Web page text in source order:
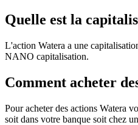
Quelle est la
L'action Watera a une
NANO capitalisation.
Comment acheter
Pour acheter des actions Watera
soit dans votre banque soit chez